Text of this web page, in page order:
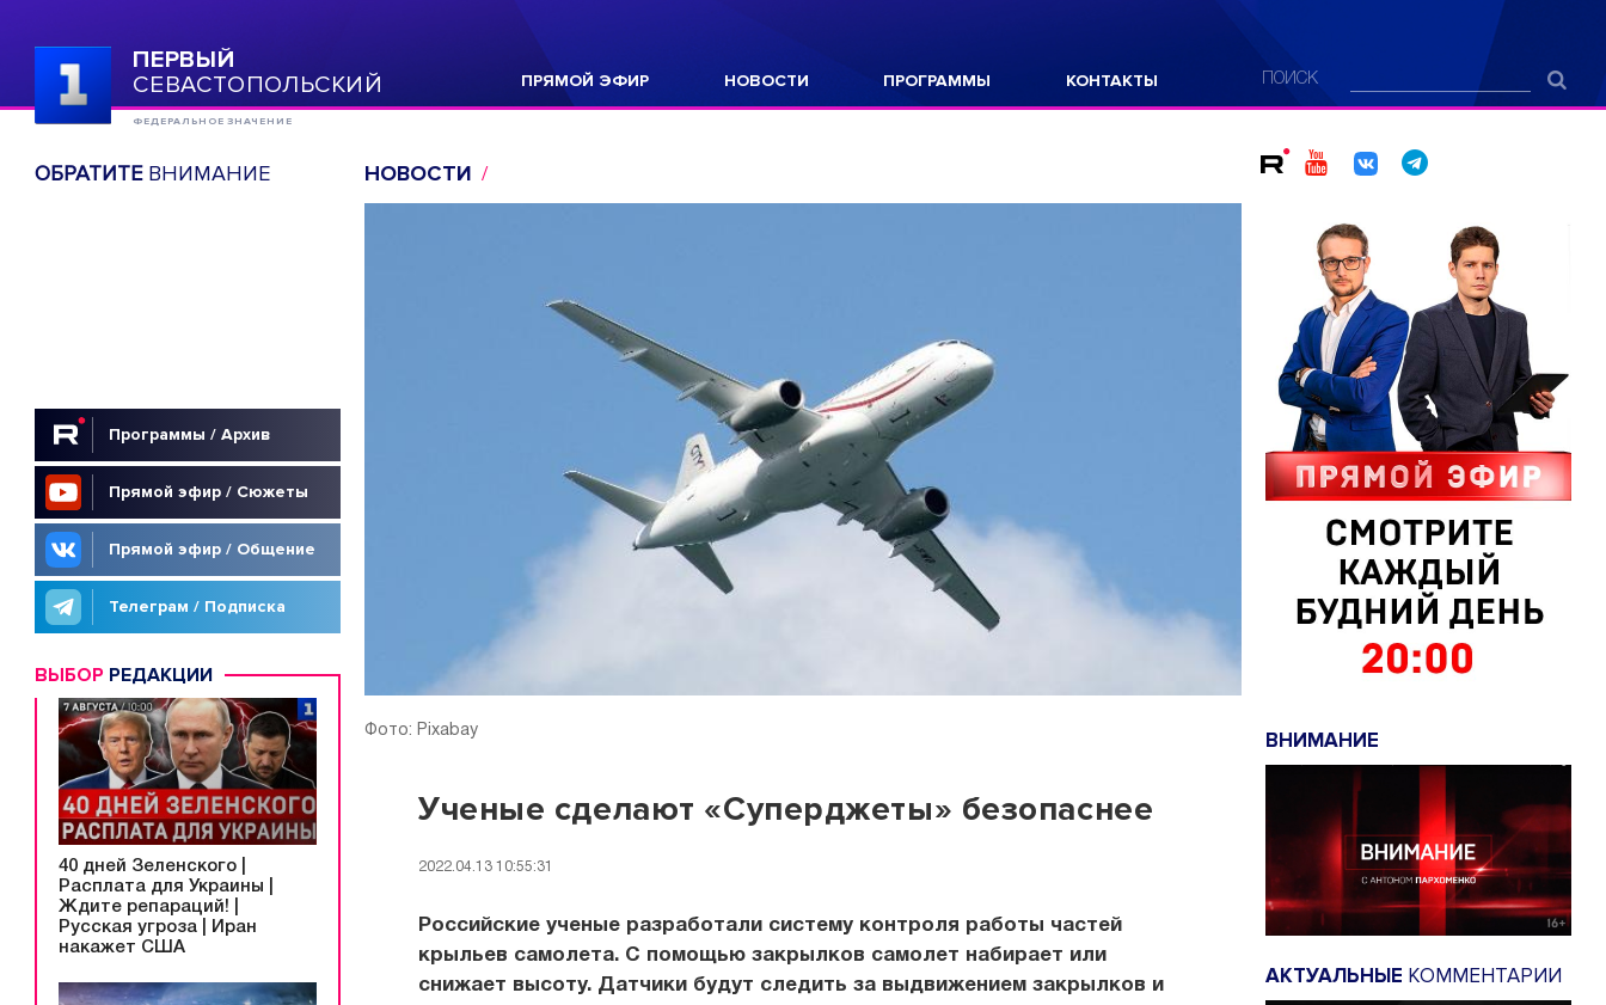
ПЕРВЫЙ
СЕВАСТОПОЛЬСКИЙ
ФЕДЕРАЛЬНОЕ ЗНАЧЕНИЕ
ПРЯМОЙ ЭФИР НОВОСТИ ПРОГРАММЫ КОНТАКТЫ ПОИСК
ОБРАТИТЕВНИМАНИЕ
Программы / Архив
Прямой эфир / Сюжеты
Прямой эфир / Общение
Телеграм / Подписка
ВЫБОР РЕДАКЦИИ
40 дней Зеленского |
Расплата для Украины |
Ждите репараций! |
Русская угроза | Иран
накажет США
НОВОСТИ
Фото: Pixabay
Ученые сделают «Суперджеты» безопаснее
2022.04.13 10:55:31
Российские ученые разработали систему контроля работы частей
крыльев самолета. С помощью закрылков самолет набирает или
снижает высоту. Датчики будут следить за выдвижением закрылков и
ВНИМАНИЕ
АКТУАЛЬНЫЕ КОММЕНТАРИИ